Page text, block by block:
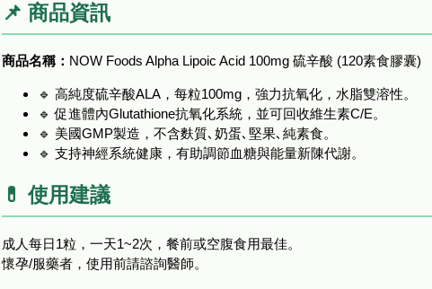
📌 商品資訊
商品名稱： NOW Foods Alpha Lipoic Acid 100mg 硫辛酸 (120素食膠囊)
🔹 高純度硫辛酸ALA，每粒100mg，強力抗氧化，水脂雙溶性。
🔹 促進體內Glutathione抗氧化系統，並可回收維生素C/E。
🔹 美國GMP製造，不含麩質､奶蛋､堅果､純素食。
🔹 支持神經系統健康，有助調節血糖與能量新陳代謝。
💊 使用建議
成人每日1粒，一天1~2次，餐前或空腹食用最佳。
懷孕/服藥者，使用前請諮詢醫師。